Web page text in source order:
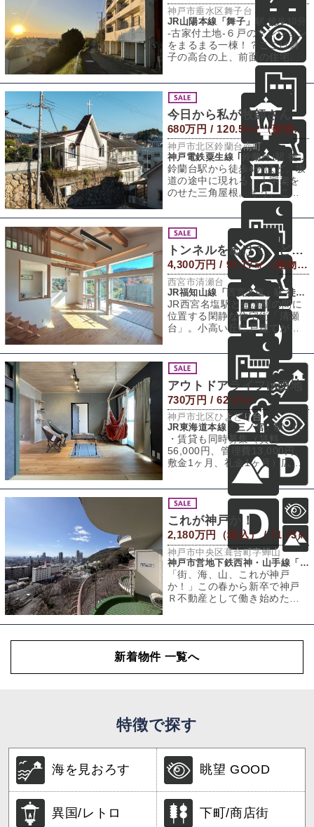
神戸市垂水区舞子台
JR山陽本線「舞子」駅 徒歩10分
-古家付土地-６戸のマンション
をまるまる一棟！？ここは舞
子の高台の上、前面の住宅街
から一段上がったところに建
つ古いマンシ
今日から私が牧師さん
680万円 / 120.59㎡（建物） 244㎡（敷地）
神戸市北区鈴蘭台南町
神戸電鉄粟生線 ｢鈴蘭台｣駅 徒歩4分
鈴蘭台駅から徒歩4分ほど。坂
道の途中に現れる、十字架を
のせた三角屋根。そう、ここ
はもともと教会だった建物で
す。用途地域は
トンネルをぬけて、どこまで行こう。
4,300万円 / 91.17㎡（建物） 689.87㎡（敷地）
西宮市清瀬台
JR福知山線「西宮名塩」駅 徒歩22分
JR西宮名塩駅と生瀬駅の間に
位置する閑静な住宅街「清瀬
台」。小高い丘に戸建てがゆ
ったりと並びます。丹波路快
速が止まる西宮
アウトドアライフin団地
730万円 / 62.05㎡
神戸市北区ひよどり台
JR東海道本線「三ノ宮」駅 バス25分 「ひよどり台」バス停 徒歩5分
・賃貸も同時募集（賃料
56,000円、管理費13,000円、
敷金1ヶ月、礼金1ヶ月）広い
空、遠くに見える市街地、海
や島…
これが神戸か！
2,180万円（税込） / 71.73㎡
神戸市中央区葺合町字蝉山
神戸市営地下鉄西神・山手線「新神戸」駅 徒歩14分
「街、海、山、これが神戸
か！」この春から新卒で神戸
Ｒ不動産として働き始めたば
まだ一か月もたって
新着物件 一覧へ
特徴で探す
海を見おろす 眺望 GOOD
異国/レトロ 下町/商店街